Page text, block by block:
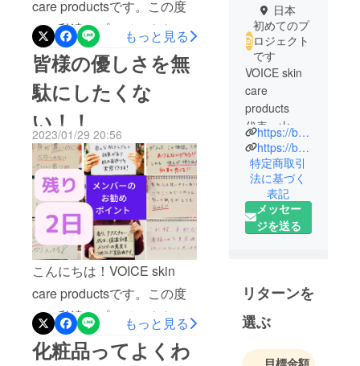
care productsです。この度
は、私達のプロジェクトを
ご訪問いただき、ありがと
うございます。また、すで
にプロジェクトを支援して
くださった方々、本当にあ
りがとうございます。心よ
り感謝申し上げます。「お
顔の印象」って、実は、も
のすごく大事です。それだ
けで、損をしたり、得をす
ることもあるぐらいです。
肌が綺麗で透明感がある
と、清潔感があると感じま
す。血色が良く、艶がある
と、さらに色気を感じま
もっと見る
皆様の優しさを無
駄にしたくな
い！！
2023/01/29 20:56
こんにちは！VOICE skin
care productsです。この度
は、私達のプロジェクトを
ご訪問いただき、ありがと
うございます。また、すで
もっと見る
化粧品ってよくわ
日本
初めてのプ
ロジェクト
です
VOICE skin
care
products
代表 山本
は、小顔矯
正コルギの
エステサロ
ンを経営し
ており、名
古屋と表参
今回、化粧
品開発を始
り、
https://beauty.hotpepper.jp/kr/slnH000385533
https://beauty.hotpepper.jp/kr/slnH000298059
特定商取引
法に基づく
表記
メッセー
ジを送る
リターンを
選ぶ
目標金額